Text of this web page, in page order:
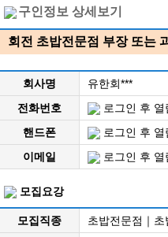
구인정보 상세보기
회전 초밥전문점 부장 또는
회사명
유한회***
전화번호
로그인 후 열
핸드폰
로그인 후 열
이메일
로그인 후 열
모집요강
모집직종
초밥전문점｜